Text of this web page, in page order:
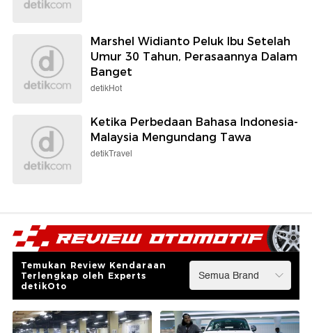
Marshel Widianto Peluk Ibu Setelah
Umur 30 Tahun, Perasaannya Dalam
Banget
detikHot
Ketika Perbedaan Bahasa Indonesia-
Malaysia Mengundang Tawa
detikTravel
Temukan Review Kendaraan
Terlengkap oleh Experts
detikOto